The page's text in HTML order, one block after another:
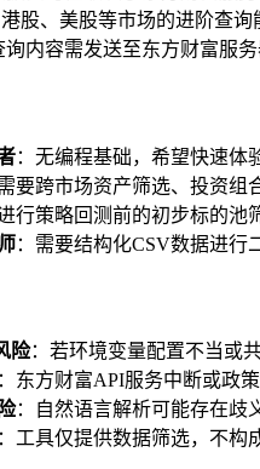
港股、美股等市场的进阶查
询内容需发送至东方财富服
：无编程基础，希望快速体
要跨市场资产筛选、投资组
行策略回测前的初步标的池
：需要结构化CSV数据进行
险：若环境变量配置不当或
东方财富API服务中断或政
：自然语言解析可能存在歧
工具仅提供数据筛选，不构